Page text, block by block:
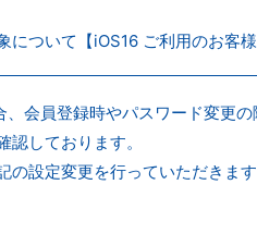
ついて【iOS16 ご利用のお客様
、会員登録時やパスワード変更
しております。
設定変更を行っていただきます